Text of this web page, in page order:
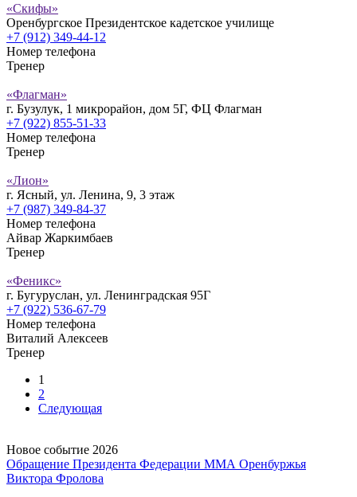
«Скифы»
Оренбургское Президентское кадетское училище
+7 (912) 349-44-12
Номер телефона
Тренер
«Флагман»
г. Бузулук, 1 микрорайон, дом 5Г, ФЦ Флагман
+7 (922) 855-51-33
Номер телефона
Тренер
«Лион»
г. Ясный, ул. Ленина, 9, 3 этаж
+7 (987) 349-84-37
Номер телефона
Айвар Жаркимбаев
Тренер
«Феникс»
г. Бугуруслан, ул. Ленинградская 95Г
+7 (922) 536-67-79
Номер телефона
Виталий Алексеев
Тренер
1
2
Следующая
Новое событие 2026
Обращение Президента Федерации ММА Оренбуржья
Виктора Фролова